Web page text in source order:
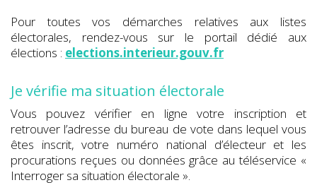
Pour toutes vos démarches relatives aux listes
électorales, rendez-vous sur le portail dédié aux
élections : elections.interieur.gouv.fr
Je vérifie ma situation électorale
Vous pouvez vérifier en ligne votre inscription et
retrouver l’adresse du bureau de vote dans lequel vous
êtes inscrit, votre numéro national d’électeur et les
procurations reçues ou données grâce au téléservice «
Interroger sa situation électorale ».